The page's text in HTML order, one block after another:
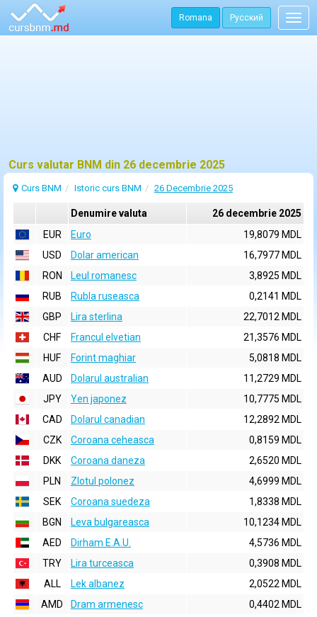
Romana Русский
Curs valutar BNM din 26 decembrie 2025
Curs BNM Istoric curs BNM 26 Decembrie 2025
Denumire valuta
26 decembrie 2025
EUR
Euro
19,8079 MDL
USD
Dolar american
16,7977 MDL
RON
Leul romanesc
3,8925 MDL
RUB
Rubla ruseasca
0,2141 MDL
GBP
Lira sterlina
22,7012 MDL
CHF
Francul elvetian
21,3576 MDL
HUF
Forint maghiar
5,0818 MDL
AUD
Dolarul australian
11,2729 MDL
JPY
Yen japonez
10,7775 MDL
CAD
Dolarul canadian
12,2892 MDL
CZK
Coroana ceheasca
0,8159 MDL
DKK
Coroana daneza
2,6520 MDL
PLN
Zlotul polonez
4,6999 MDL
SEK
Coroana suedeza
1,8338 MDL
BGN
Leva bulgareasca
10,1234 MDL
AED
Dirham E.A.U.
4,5736 MDL
TRY
Lira turceasca
0,3908 MDL
ALL
Lek albanez
2,0522 MDL
AMD
Dram armenesc
0,4402 MDL